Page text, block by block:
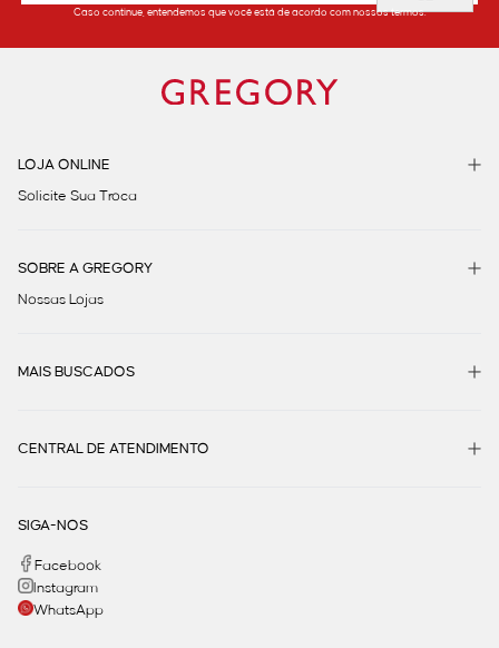
Caso continue, entendemos que você está de acordo com nossos termos.
LOJA ONLINE
Solicite Sua Troca
SOBRE A GREGORY
Nossas Lojas
MAIS BUSCADOS
CENTRAL DE ATENDIMENTO
SIGA-NOS
Facebook
Instagram
WhatsApp